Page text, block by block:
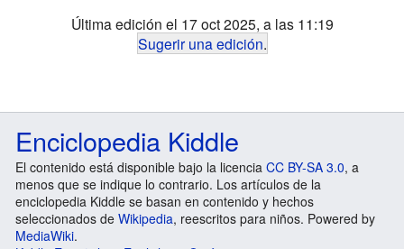
Última edición el 17 oct 2025, a las 11:19
Sugerir una edición.
Enciclopedia Kiddle
El contenido está disponible bajo la licencia CC BY-SA 3.0, a
menos que se indique lo contrario. Los artículos de la
enciclopedia Kiddle se basan en contenido y hechos
seleccionados de Wikipedia, reescritos para niños. Powered by
MediaWiki.